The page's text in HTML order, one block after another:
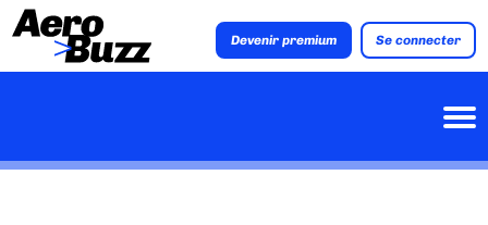
Devenir premium Se connecter